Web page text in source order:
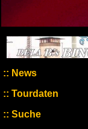
News
Tourdaten
Suche